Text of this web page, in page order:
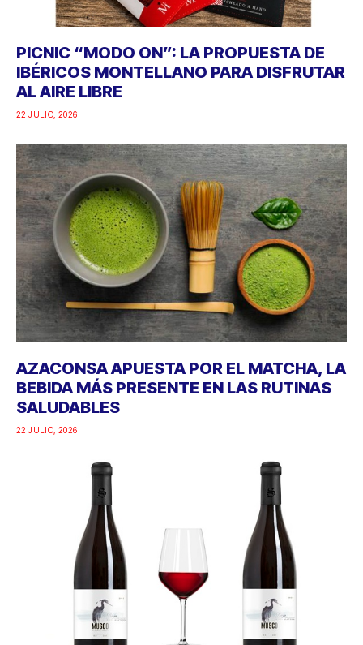
PICNIC “MODO ON”: LA PROPUESTA DE
IBÉRICOS MONTELLANO PARA DISFRUTAR
AL AIRE LIBRE
22 JULIO, 2026
AZACONSA APUESTA POR EL MATCHA, LA
BEBIDA MÁS PRESENTE EN LAS RUTINAS
SALUDABLES
22 JULIO, 2026